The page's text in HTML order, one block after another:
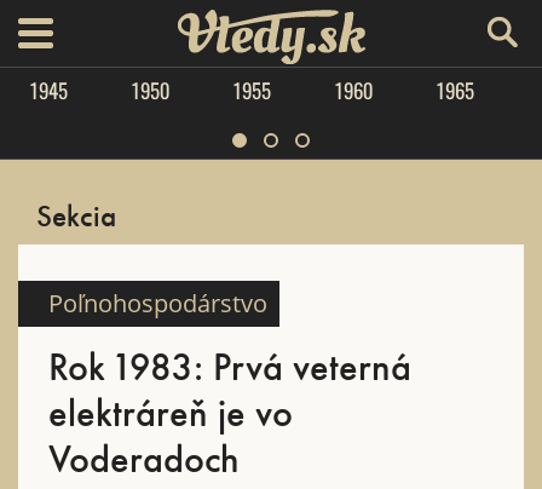
menu Vtedy.sk
1945 1950 1955 1960 1965
Sekcia
Poľnohospodárstvo
Rok 1983: Prvá veterná
elektráreň je vo
Voderadoch